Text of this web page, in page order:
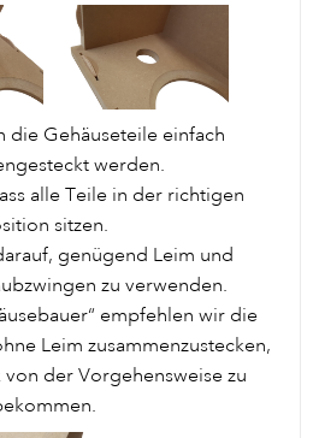
die Gehäuseteile einfach
werden.
alle Teile in der richtigen
sitzen.
genügend Leim und
zu verwenden.
empfehlen wir die
Leim zusammenzustecken,
der Vorgehensweise zu